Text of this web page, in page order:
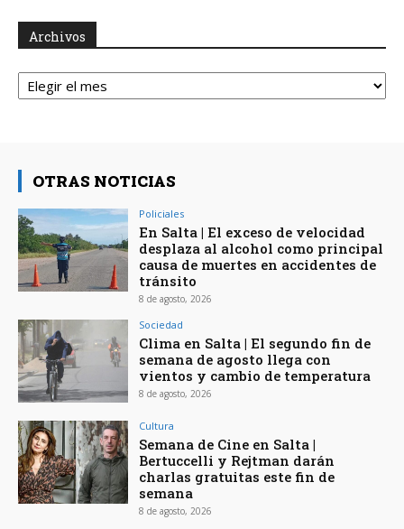
Archivos
Archivos
OTRAS NOTICIAS
Policiales
En Salta | El exceso de velocidad
desplaza al alcohol como principal
causa de muertes en accidentes de
tránsito
8 de agosto, 2026
Sociedad
Clima en Salta | El segundo fin de
semana de agosto llega con
vientos y cambio de temperatura
8 de agosto, 2026
Cultura
Semana de Cine en Salta |
Bertuccelli y Rejtman darán
charlas gratuitas este fin de
semana
8 de agosto, 2026